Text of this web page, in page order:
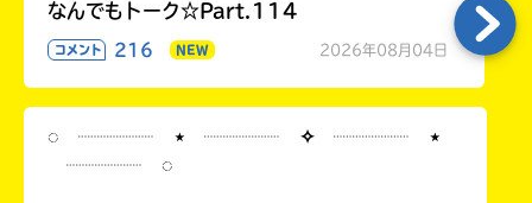
なんでもトーク☆Part.114
コメント 216 NEW 2026年08月04日
◌ ┈┈┈┈ ⋆ ┈┈┈┈ ✧ ┈┈┈┈ ⋆
┈┈┈┈ ◌